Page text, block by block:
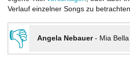
Verlauf einzelner Songs zu
👎 Angela Nebauer- Mia